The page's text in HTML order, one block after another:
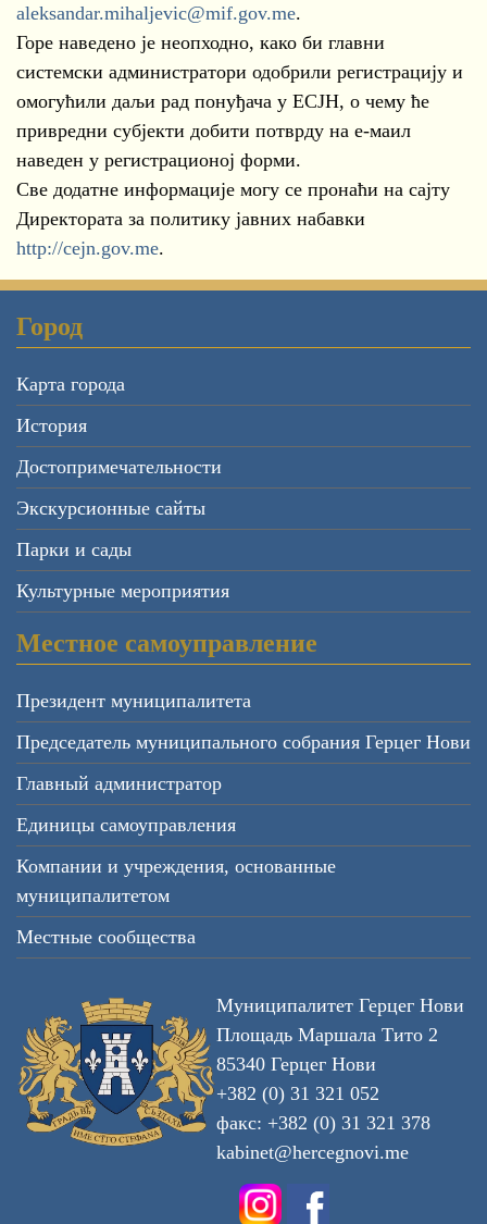
aleksandar.mihaljevic@mif.gov.me.
Горе наведено је неопходно, како би главни
системски администратори одобрили регистрацију и
омогућили даљи рад понуђача у ЕСЈН, о чему ће
привредни субјекти добити потврду на е-маил
наведен у регистрационој форми.
Све додатне информације могу се пронаћи на сајту
Директората за политику јавних набавки
http://cejn.gov.me.
Город
Карта города
История
Достопримечательности
Экскурсионные сайты
Парки и сады
Культурные мероприятия
Местное самоуправление
Президент муниципалитета
Председатель муниципального собрания Герцег Нови
Главный администратор
Единицы самоуправления
Компании и учреждения, основанные
муниципалитетом
Местные сообщества
Муниципалитет Герцег Нови
Площадь Маршала Тито 2
85340 Герцег Нови
+382 (0) 31 321 052
факс: +382 (0) 31 321 378
kabinet@hercegnovi.me